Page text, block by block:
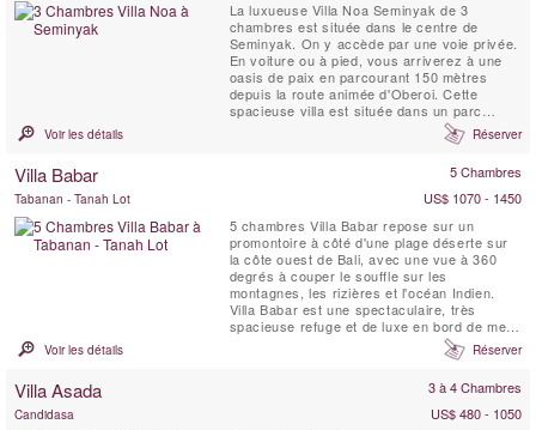
La luxueuse Villa Noa Seminyak de 3
chambres est située dans le centre de
Seminyak. On y accède par une voie privée.
En voiture ou à pied, vous arriverez à une
oasis de paix en parcourant 150 mètres
depuis la route animée d'Oberoi. Cette
spacieuse villa est située dans un parc
luxuriant entouré de hauts murs garantissant
votre intimité. Il y a des pelouses soignées,
bougainvilliers et d'autres plantes tropicales.
Voir les détails Réserver
Villa Babar 5 Chambres
Tabanan - Tanah Lot
US$ 1070 - 1450
5 chambres Villa Babar repose sur un
promontoire à côté d'une plage déserte sur
la côte ouest de Bali, avec une vue à 360
degrés à couper le souffle sur les
montagnes, les rizières et l'océan Indien.
Villa Babar est une spectaculaire, très
spacieuse refuge et de luxe en bord de mer
de Bali villa. Villa Babar est situé sur la côte
ouest de Bali, dans le Tabanan. Il s'agit d'un
compris Medewi et Balian, qui offre les plus
Voir les détails Réserver
Villa Asada 3 à 4 Chambres
Candidasa
US$ 480 - 1050